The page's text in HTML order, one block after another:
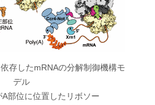
存したmRNAの分解制御機構モ
デル
部位に位置したリボソー